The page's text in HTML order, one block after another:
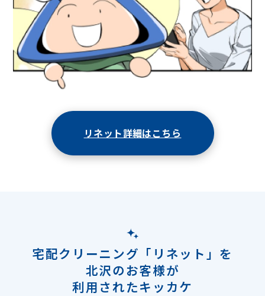
リネット詳細はこちら
宅配クリーニング「リネット」を
北沢のお客様が
利用されたキッカケ